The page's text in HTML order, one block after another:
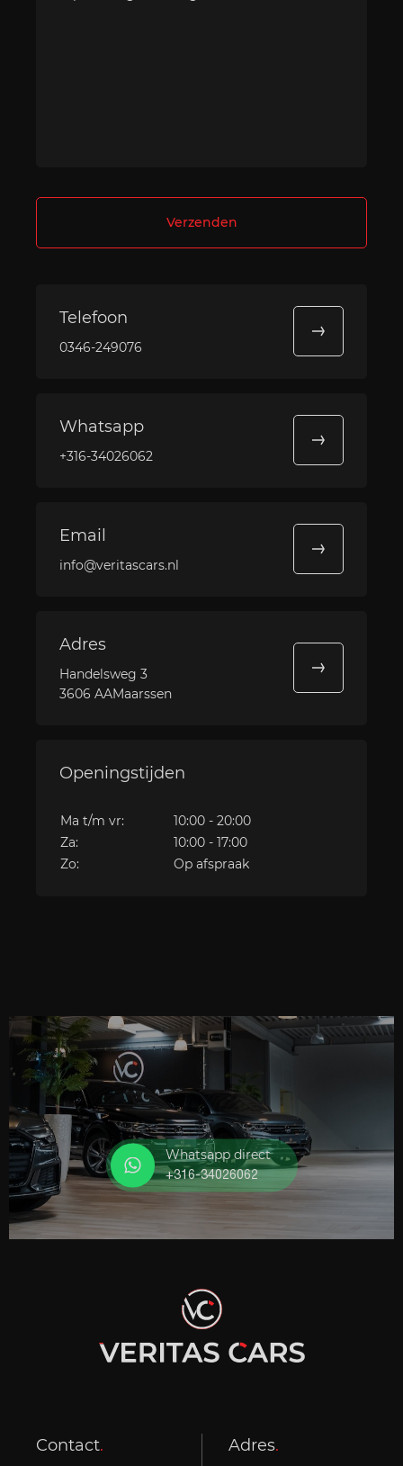
Verzenden
Telefoon
0346-249076
Whatsapp
+316-34026062
Email
info@veritascars.nl
Adres
Handelsweg 3
3606 AAMaarssen
Openingstijden
Ma t/m vr:
10:00 - 20:00
Za:
10:00 - 17:00
Zo:
Op afspraak
Whatsapp direct
+316-34026062
Contact. Adres.